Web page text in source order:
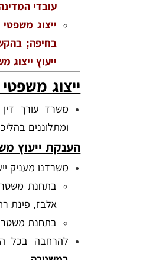
עובדי
ייצוג
בחיפה;
ייעוץ ייצוג
ייצוג
משרד עורך דין
ומתלוננים
הענקת ייעוץ
משרדנו מעניק
בתחנת
אלבז, פינת
בתחנת משטרת
להרחבה בכל